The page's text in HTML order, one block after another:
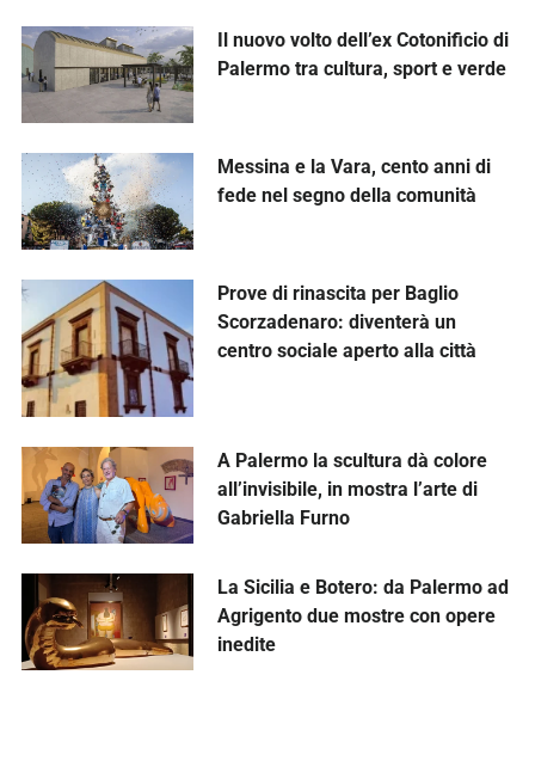
Il nuovo volto dell’ex Cotonificio di
Palermo tra cultura, sport e verde
Messina e la Vara, cento anni di
fede nel segno della comunità
Prove di rinascita per Baglio
Scorzadenaro: diventerà un
centro sociale aperto alla città
A Palermo la scultura dà colore
all’invisibile, in mostra l’arte di
Gabriella Furno
La Sicilia e Botero: da Palermo ad
Agrigento due mostre con opere
inedite